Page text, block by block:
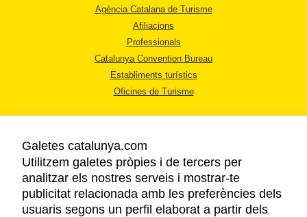
Agència Catalana de Turisme
Afiliacions
Professionals
Catalunya Convention Bureau
Establiments turístics
Oficines de Turisme
AVÍS LEGAL
POLÍTICA DE PRIVACITAT
Galetes catalunya.com
Utilitzem galetes pròpies i de tercers per
analitzar els nostres serveis i mostrar-te
publicitat relacionada amb les preferències dels
usuaris segons un perfil elaborat a partir dels